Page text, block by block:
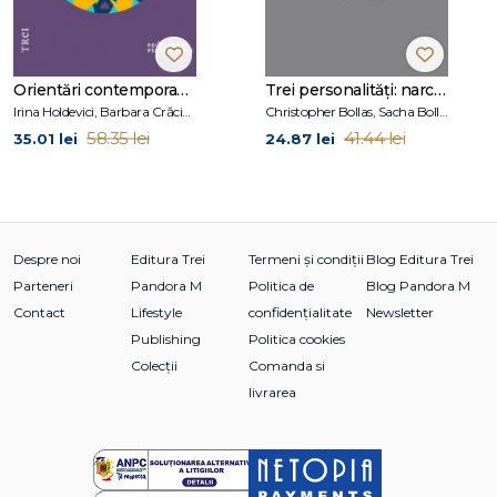
Jacobs
Partea a III‑a. Modificări la nivelul relației
Capitolul 7. Să vorbești despre propria persoană — Alan
Skolnikoff
Smolar
Bibliografie
Mulțumiri
Despre coordonator și colaboratori
Orientări contemporane în psihoterapie și consiliere psihologică
35.01 lei 58.35 lei
Trei personalități: narcisică, borderline, maniaco-depresivă
24.87 lei 41.44 lei
Despre noi
Parteneri
Contact
Editura Trei
Pandora M
Lifestyle
Publishing
Colecții
Termeni și condiții
Politica de
confidențialitate
Politica cookies
Comanda si
livrarea
Blog Editura Trei
Blog Pandora M
Newsletter